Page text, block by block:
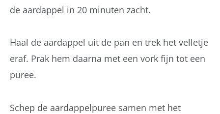
de aardappel in 20 minuten zacht.
Haal de aardappel uit de pan en trek het velletje
eraf. Prak hem daarna met een vork fijn tot een
puree.
Schep de aardappelpuree samen met het